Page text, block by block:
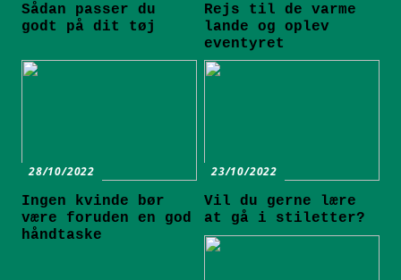
Sådan passer du
godt på dit tøj
Rejs til de varme
lande og oplev
eventyret
28/10/2022
Ingen kvinde bør
være foruden en god
håndtaske
23/10/2022
Vil du gerne lære
at gå i stiletter?